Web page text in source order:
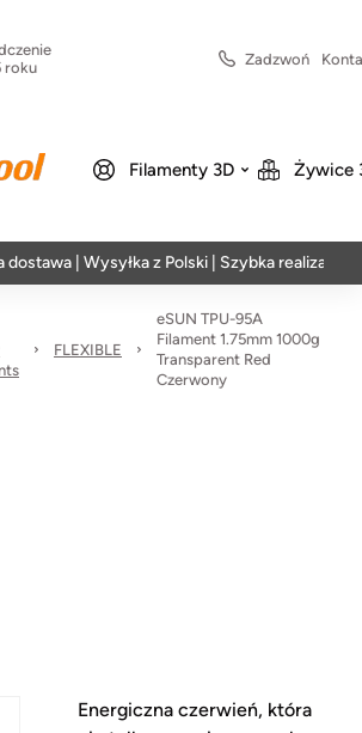
roku
Zadzwoń
Filamenty 3D Żywice
| Wysyłka z Polski | Szybka realizacja w 24h
FLEXIBLE
eSUN TPU-95A
Filament 1.75mm 1000g
Transparent Red
Czerwony
Energiczna czerwień, która